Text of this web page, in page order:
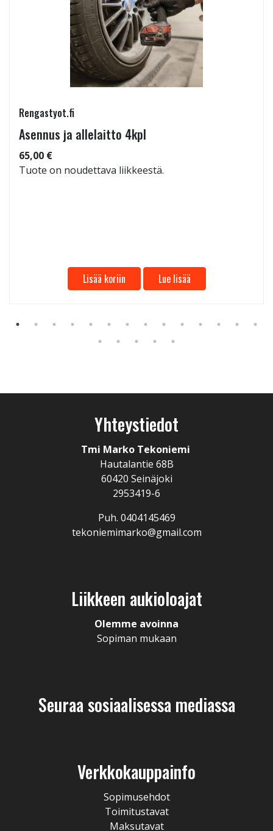
Rengastyot.fi
Asennus ja allelaitto 4kpl
65,00 €
Tuote on noudettava liikkeestä.
Lisää koriin Lue lisää
Yhteystiedot
Tmi Marko Tekoniemi
Hautalantie 68B
60420 Seinäjoki
2953419-6
Puh. 0404145469
tekoniemimarko@gmail.com
Liikkeen aukioloajat
Olemme avoinna
Sopiman mukaan
Seuraa sosiaalisessa mediassa
Verkkokauppainfo
Sopimusehdot
Toimitustavat
Maksutavat